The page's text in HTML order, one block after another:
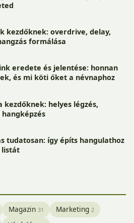
kezdőknek: overdrive, delay,
formálása
eredete és jelentése: honnan
és mi köti őket a névnaphoz
kezdőknek: helyes légzés,
tudatosan: így építs hangulathoz
listát
Magazin 31 Marketing 2